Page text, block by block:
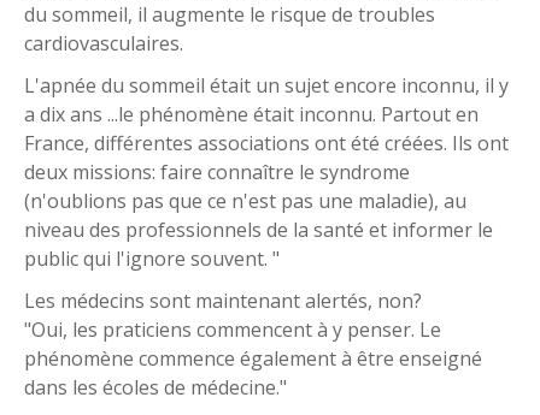
du sommeil, il augmente le risque de troubles
cardiovasculaires.
L'apnée du sommeil était un sujet encore inconnu, il y
a dix ans ...le phénomène était inconnu. Partout en
France, différentes associations ont été créées. Ils ont
deux missions: faire connaître le syndrome
(n'oublions pas que ce n'est pas une maladie), au
niveau des professionnels de la santé et informer le
public qui l'ignore souvent. "
Les médecins sont maintenant alertés, non?
"Oui, les praticiens commencent à y penser. Le
phénomène commence également à être enseigné
dans les écoles de médecine."